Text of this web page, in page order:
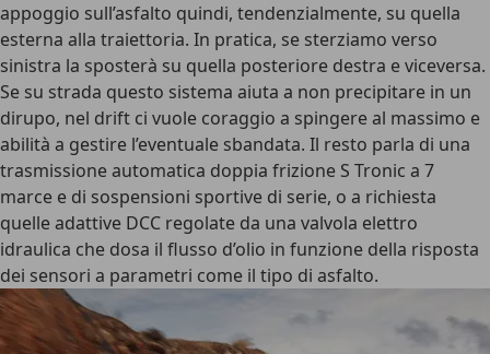
appoggio sull’asfalto quindi, tendenzialmente, su quella
esterna alla traiettoria. In pratica, se sterziamo verso
sinistra la sposterà su quella posteriore destra e viceversa.
Se su strada questo sistema aiuta a non precipitare in un
dirupo, nel drift ci vuole coraggio a spingere al massimo e
abilità a gestire l’eventuale sbandata. Il resto parla di una
trasmissione automatica doppia frizione S Tronic a 7
marce e di sospensioni sportive di serie, o a richiesta
quelle adattive DCC regolate da una valvola elettro
idraulica che dosa il flusso d’olio in funzione della risposta
dei sensori a parametri come il tipo di asfalto.